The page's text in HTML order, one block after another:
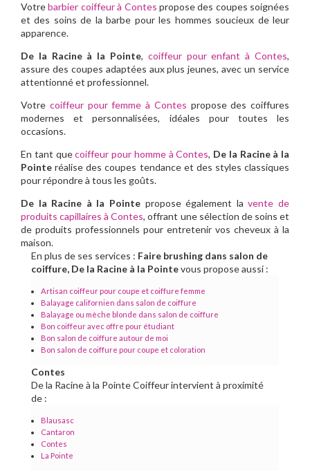
Votrebarbier coiffeur à Contes propose des coupes soignées
et des soins de la barbe pour les hommes soucieux de leur
apparence.
De la Racine à la Pointe, coiffeur pour enfant à Contes,
assure des coupes adaptées aux plus jeunes, avec un service
attentionné et professionnel.
Votre coiffeur pour femme à Contes propose des coiffures
modernes et personnalisées, idéales pour toutes les
occasions.
En tant quecoiffeur pour homme à Contes, De la Racine à la
Pointe réalise des coupes tendance et des styles classiques
pour répondre à tous les goûts.
De la Racine à la Pointe propose également lavente de
produits capillaires à Contes, offrant une sélection de soins et
de produits professionnels pour entretenir vos cheveux à la
maison.
En plus de ses services : Faire brushing dans salon de
coiffure, De la Racine à la Pointevous propose aussi :
Artisan coiffeur pour coupe et coiffure femme
Balayage californien dans salon de coiffure
Balayage ou mèche blonde dans salon de coiffure
Bon coiffeur avec offre pour étudiant
Bon salon de coiffure autour de moi
Bon salon de coiffure pour coupe et coloration
Contes
De la Racine à la Pointe Coiffeur intervient à proximité
de :
Blausasc
Cantaron
Contes
La Pointe